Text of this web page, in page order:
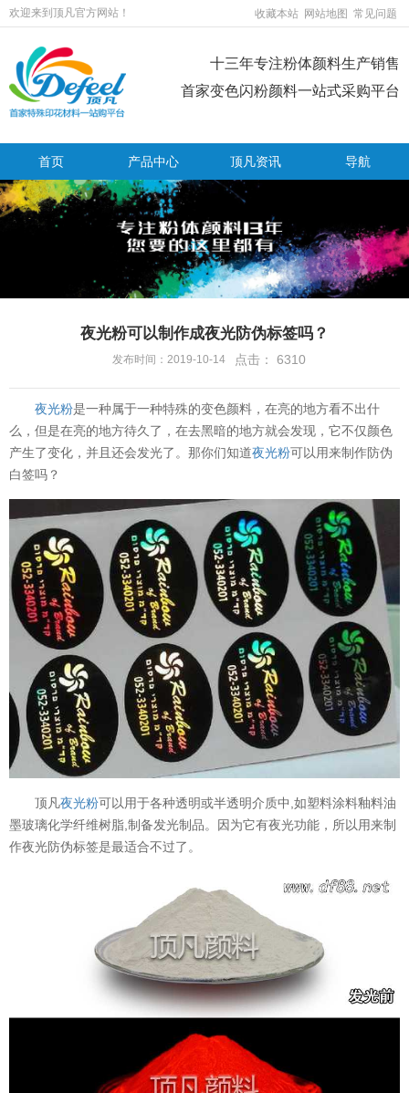
欢迎来到顶凡官方网站！ 收藏本站 网站地图 常见问题
十三年专注粉体颜料生产销售
首家变色闪粉颜料一站式采购平台
首页 产品中心 顶凡资讯 导航
夜光粉可以制作成夜光防伪标签吗？
发布时间：2019-10-14 点击： 6310
夜光粉是一种属于一种特殊的变色颜料，在亮的地方看不出什
么，但是在亮的地方待久了，在去黑暗的地方就会发现，它不仅颜色
产生了变化，并且还会发光了。那你们知道夜光粉可以用来制作防伪
白签吗？
顶凡夜光粉可以用于各种透明或半透明介质中,如塑料涂料釉料油
墨玻璃化学纤维树脂,制备发光制品。因为它有夜光功能，所以用来制
作夜光防伪标签是最适合不过了。